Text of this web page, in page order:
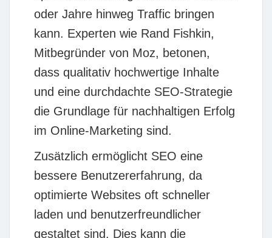
oder Jahre hinweg Traffic bringen
kann. Experten wie Rand Fishkin,
Mitbegründer von Moz, betonen,
dass qualitativ hochwertige Inhalte
und eine durchdachte SEO-Strategie
die Grundlage für nachhaltigen Erfolg
im Online-Marketing sind.
Zusätzlich ermöglicht SEO eine
bessere Benutzererfahrung, da
optimierte Websites oft schneller
laden und benutzerfreundlicher
gestaltet sind. Dies kann die